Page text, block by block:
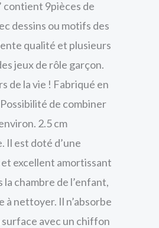
contient 9pièces de
dessins ou motifs des
qualité et plusieurs
jeux de rôle garçon.
de la vie ! Fabriqué en
de combiner
2.5 cm
Il est doté d’une
excellent amortissant
chambre de l’enfant,
à nettoyer. Il n’absorbe
surface avec un chiffon